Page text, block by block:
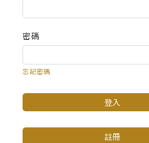
密碼
忘記密碼
登入
註冊